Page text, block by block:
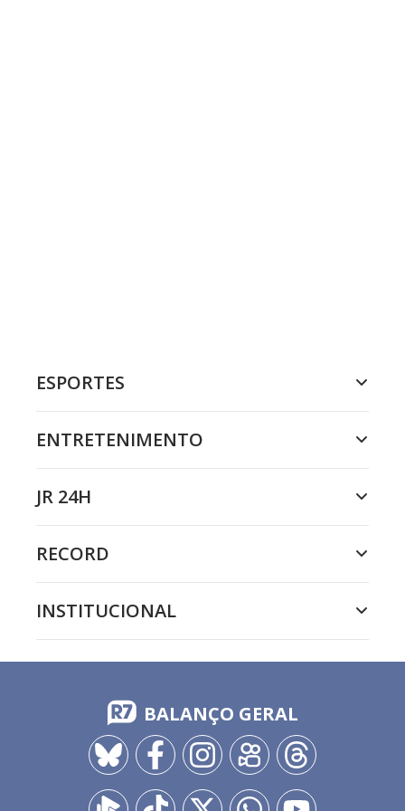
ESPORTES
ENTRETENIMENTO
JR 24H
RECORD
INSTITUCIONAL
BALANÇO GERAL